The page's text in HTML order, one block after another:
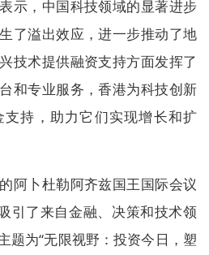
示，中国科技领域的显著进步
了溢出效应，进一步推动了地
技术提供融资支持方面发挥了
和专业服务，香港为科技创新
持，助力它们实现增长和扩
阿卜杜勒阿齐兹国王国际会议
引了来自金融、决策和技术领
题为“无限视野：投资今日，塑